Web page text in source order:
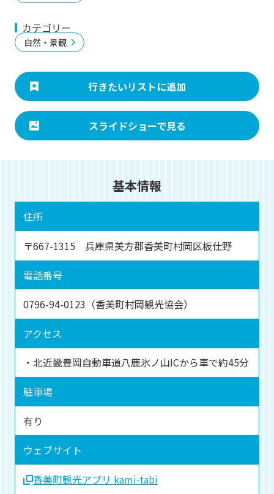
カテゴリー
自然・景観
行きたいリストに追加
スライドショーで見る
基本情報
住所
〒667-1315 兵庫県美方郡香美町村岡区板仕野
電話番号
0796-94-0123（香美町村岡観光協会）
アクセス
・北近畿豊岡自動車道八鹿氷ノ山ICから車で約45分
駐車場
有り
ウェブサイト
香美町観光アプリ kami-tabi